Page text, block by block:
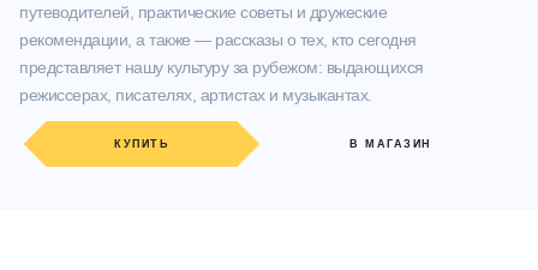
путеводителей, практические советы и дружеские
рекомендации, а также — рассказы о тех, кто сегодня
представляет нашу культуру за рубежом: выдающихся
режиссерах, писателях, артистах и музыкантах.
КУПИТЬ В МАГАЗИН